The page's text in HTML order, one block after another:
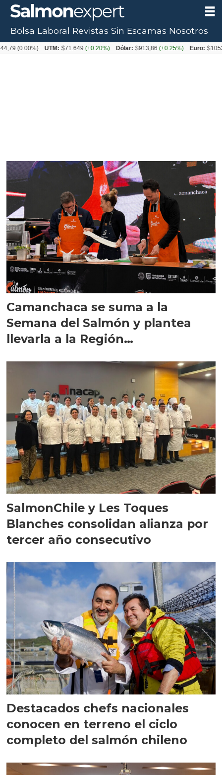
Tag:
Camanchaca se suma a la
Semana del Salmón y plantea
llevarla a la Región
SalmonChile y Les Toques
Blanches consolidan alianza por
tercer año consecutivo
Destacados chefs nacionales
conocen en terreno el ciclo
completo del salmón chileno
Bolsa Laboral Revistas Sin Escamas Nosotros
UTM: $71.649(+0.20%) Dólar: $913,86(+0.25%) Euro: $1053,08(-